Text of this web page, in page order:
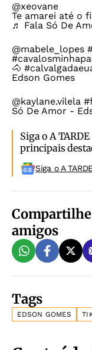
@xeovane
Te amarei até o
♬ Fala Só De
@mabele_lopes
🐴
Edson Gomes
@kaylane.vilela
Só De Amor -
Siga o A
principais
Siga o A
Compartilhe
amigos
Tags
EDSON GOMES